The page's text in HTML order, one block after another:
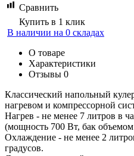
Сравнить
Купить в 1 клик
В наличии на 0 складах
О товаре
Характеристики
Отзывы 0
Классический напольный
нагревом и компрессорной
Нагрев - не менее 7 литров в
(мощность 700 Вт, бак
Охлаждение - не менее 2
градусов.